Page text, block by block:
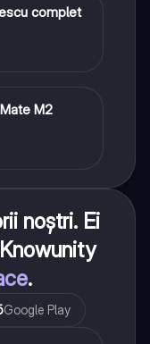
complet
M2
noștri. Ei
.
Google Play